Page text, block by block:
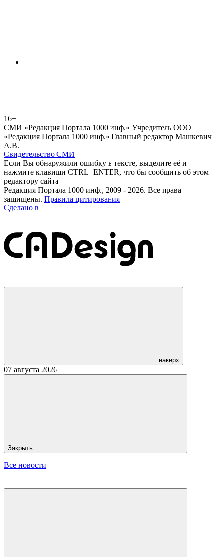
16+
СМИ «Редакция Портала 1000 инф.» Учредитель ООО
«Редакция Портала 1000 инф.» Главный редактор Машкевич
А.В.
Свидетельство СМИ
Если Вы обнаружили ошибку в тексте, выделите её и
нажмите клавиши CTRL+ENTER, что бы сообщить об этом
редактору сайта
Редакция Портала 1000 инф., 2009 - 2026. Все права
защищены. Правила цитирования
Сделано в
наверх
07 августа 2026
Закрыть
Все новости